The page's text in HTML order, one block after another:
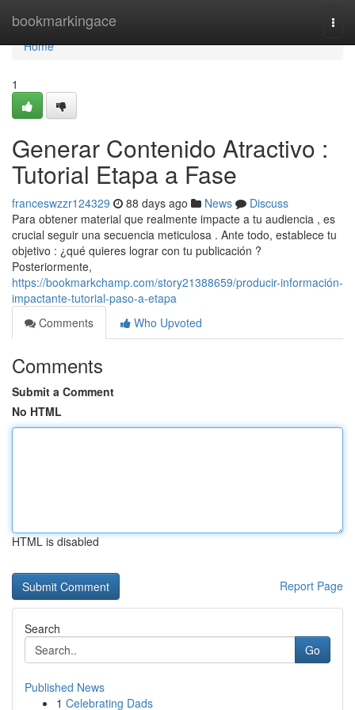
bookmarkingace
Home
Home
1
Generar Contenido Atractivo :
Tutorial Etapa a Fase
franceswzzr124329 88 days ago News
Discuss
Para obtener material que realmente impacte a tu audiencia , es
crucial seguir una secuencia meticulosa . Ante todo, establece tu
objetivo : ¿qué quieres lograr con tu publicación ?
Posteriormente,
https://bookmarkchamp.com/story21388659/producir-información-
impactante-tutorial-paso-a-etapa
Comments
Who Upvoted
Comments
Submit a Comment
No HTML
HTML is disabled
Report Page
Search
Go
Published News
1 Celebrating Dads